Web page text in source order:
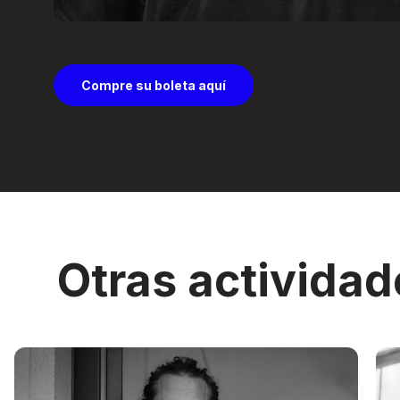
Compre su boleta aquí
Otras